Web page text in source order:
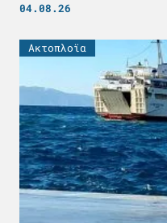
04.08.26
Ακτοπλοϊα